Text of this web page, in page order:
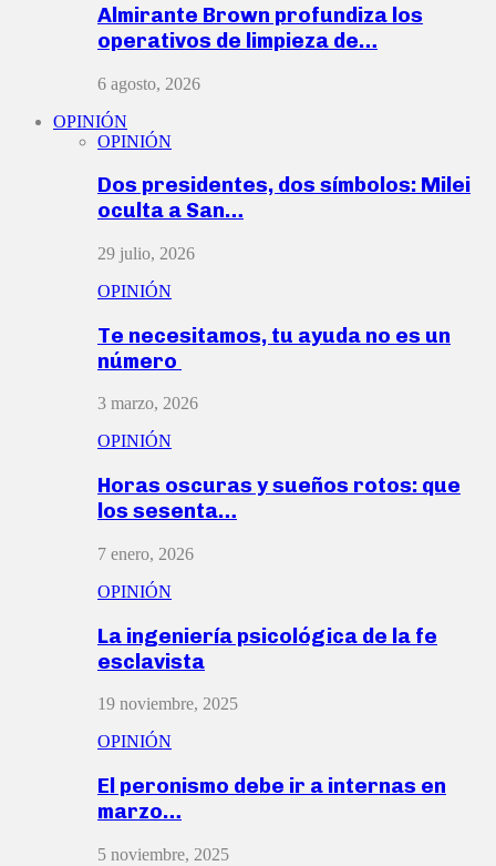
Almirante Brown profundiza los
operativos de limpieza de…
6 agosto, 2026
OPINIÓN
OPINIÓN
Dos presidentes, dos símbolos: Milei
oculta a San…
29 julio, 2026
OPINIÓN
Te necesitamos, tu ayuda no es un
número
3 marzo, 2026
OPINIÓN
Horas oscuras y sueños rotos: que
los sesenta…
7 enero, 2026
OPINIÓN
La ingeniería psicológica de la fe
esclavista
19 noviembre, 2025
OPINIÓN
El peronismo debe ir a internas en
marzo…
5 noviembre, 2025